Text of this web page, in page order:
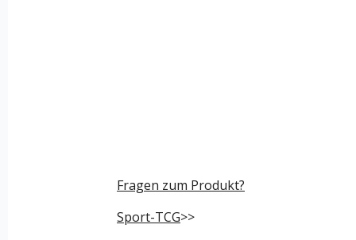
Fragen zum Produkt?
Sport-TCG>>